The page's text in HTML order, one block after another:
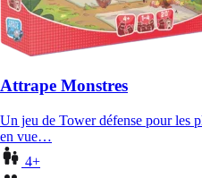
Attrape Monstres
Un jeu de Tower défense pour les
en vue…
4+